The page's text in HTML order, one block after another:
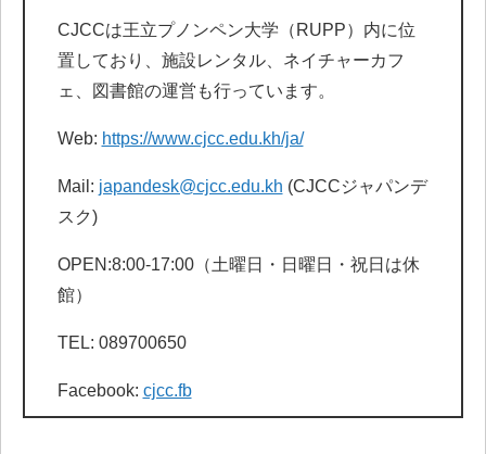
CJCCは王立プノンペン大学（RUPP）内に位
置しており、施設レンタル、ネイチャーカフ
ェ、図書館の運営も行っています。
Web: https://www.cjcc.edu.kh/ja/
Mail: japandesk@cjcc.edu.kh (CJCCジャパンデ
スク)
OPEN:8:00-17:00（土曜日・日曜日・祝日は休
館）
TEL: 089700650
Facebook: cjcc.fb